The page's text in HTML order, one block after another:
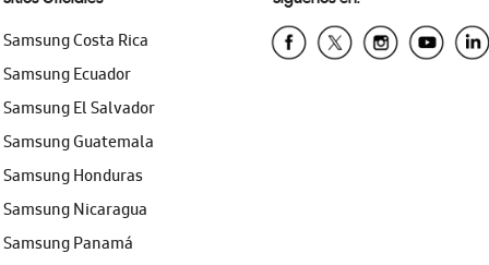
Samsung Costa Rica
Samsung Ecuador
Samsung El Salvador
Samsung Guatemala
Samsung Honduras
Samsung Nicaragua
Samsung Panamá